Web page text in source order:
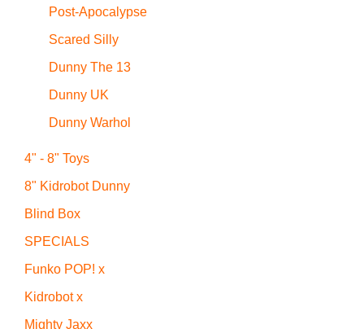
Post-Apocalypse
Scared Silly
Dunny The 13
Dunny UK
Dunny Warhol
4" - 8" Toys
8" Kidrobot Dunny
Blind Box
SPECIALS
Funko POP! x
Kidrobot x
Mighty Jaxx